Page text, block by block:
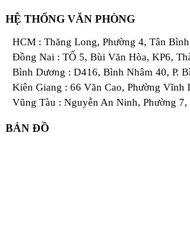
HỆ THỐNG VĂN PHÒNG
HCM : Thăng Long, Phường 4, Tân Bình
Đồng Nai : TỔ 5, Bùi Văn Hòa, KP6,
Bình Dương : D416, Bình Nhâm 40, P.
Kiên Giang : 66 Văn Cao, Phường Vĩnh
Vũng Tàu : Nguyễn An Ninh, Phường
BẢN ĐỒ